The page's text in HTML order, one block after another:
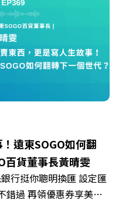
奏中，修煉安頓心法！
和主管來決定？ 🔺你或
的姿態應對壓力？ 🔺如
中全身而退？ 主持人／
提爾模式溝通引導師、
腦袋的盲點，也順手理
>>
《遠見》更多的社群：
：
bit.ly/38jNi9k
遠東SOGO如何翻
百貨董事長黃晴雯
行挺你聰明換匯 設定匯
錯過 再領優惠券享美金
fstry.pse.is/9d7lr7